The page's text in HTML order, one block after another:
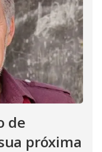
de
próxima